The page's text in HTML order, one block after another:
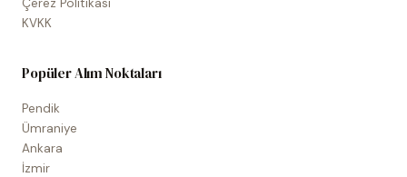
KVKK
Popüler Alım Noktaları
Pendik
Ümraniye
Ankara
İzmir